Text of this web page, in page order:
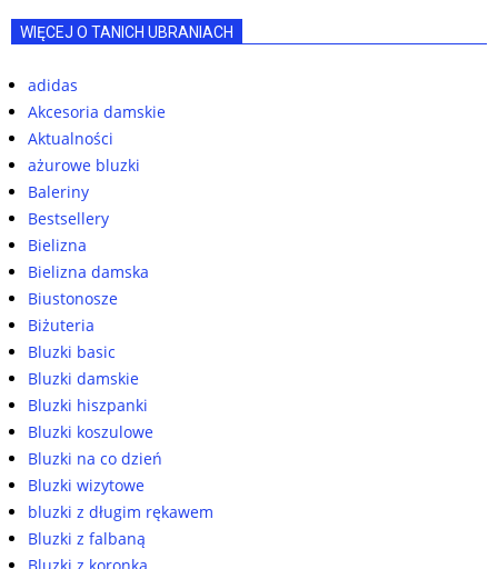
WIĘCEJ O TANICH UBRANIACH
adidas
Akcesoria damskie
Aktualności
ażurowe bluzki
Baleriny
Bestsellery
Bielizna
Bielizna damska
Biustonosze
Biżuteria
Bluzki basic
Bluzki damskie
Bluzki hiszpanki
Bluzki koszulowe
Bluzki na co dzień
Bluzki wizytowe
bluzki z długim rękawem
Bluzki z falbaną